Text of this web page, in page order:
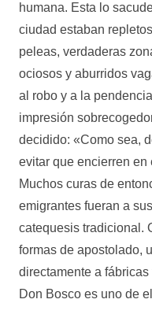
humana. Esta lo
ciudad estaban
peleas, verdaderas
ociosos y aburridos
al robo y a la
impresión
decidido: «Como sea,
evitar que encierren
Muchos curas de
emigrantes fueran a
catequesis tradicional.
formas de apostolado,
directamente a
Don Bosco es uno de